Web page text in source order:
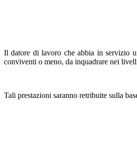
Il datore di lavoro che abbia in servizio
conviventi o meno, da inquadrare nei
Tali prestazioni saranno retribuite sulla